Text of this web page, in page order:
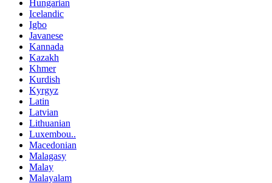
Hungarian
Icelandic
Igbo
Javanese
Kannada
Kazakh
Khmer
Kurdish
Kyrgyz
Latin
Latvian
Lithuanian
Luxembou..
Macedonian
Malagasy
Malay
Malayalam